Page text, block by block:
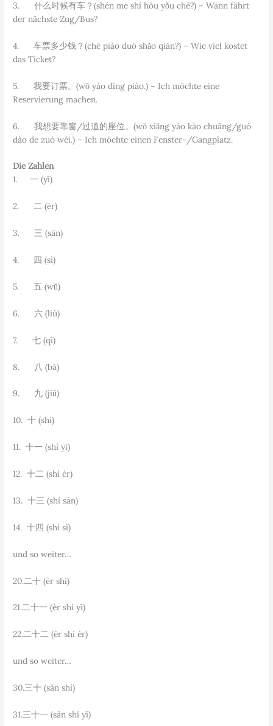
3. 什么时候有车？(shén me shí hòu yǒu chē?) – Wann fährt
der nächste Zug/Bus?
4. 车票多少钱？(chē piào duō shǎo qián?) – Wie viel kostet
das Ticket?
5. 我要订票。(wǒ yào dìng piào.) – Ich möchte eine
Reservierung machen.
6. 我想要靠窗/过道的座位。(wǒ xiǎng yào kào chuāng/guò
dào de zuò wèi.) – Ich möchte einen Fenster-/Gangplatz.
Die Zahlen
1. 一 (yī)
2. 二 (èr)
3. 三 (sān)
4. 四 (sì)
5. 五 (wǔ)
6. 六 (liù)
7. 七 (qī)
8. 八 (bā)
9. 九 (jiǔ)
10. 十 (shí)
11. 十一 (shí yī)
12. 十二 (shí èr)
13. 十三 (shí sān)
14. 十四 (shí sì)
und so weiter…
20.二十 (èr shí)
21.二十一 (èr shí yī)
22.二十二 (èr shí èr)
und so weiter…
30.三十 (sān shí)
31.三十一 (sān shí yī)